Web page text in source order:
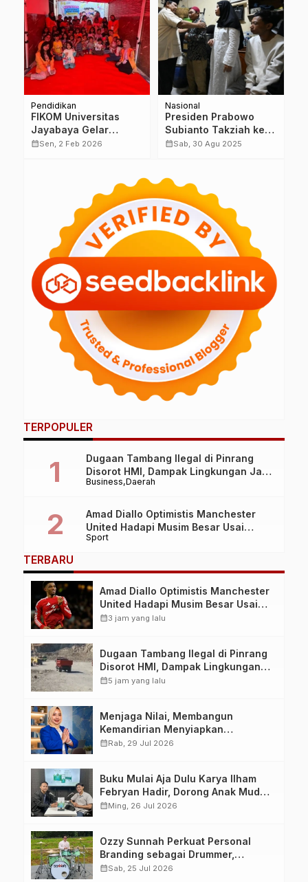
Pendidikan
FIKOM Universitas
Jayabaya Gelar
Pelatihan Kreasi
calendar_monthSen, 2 Feb 2026
Nasional
Presiden Prabowo
Subianto Takziah ke
Rumah Duka Affan
calendar_monthSab, 30 Agu 2025
TERPOPULER
Business Daerah
Dugaan Tambang Ilegal di Pinrang
Disorot HMI, Dampak Lingkungan Jadi
Perhatian
Sport
Amad Diallo Optimistis Manchester
United Hadapi Musim Besar Usai
Imbang 1-1 Lawan PSG
TERBARU
Amad Diallo Optimistis Manchester
United Hadapi Musim Besar Usai
Imbang 1-1 Lawan PSG
calendar_month3 jam yang lalu
Dugaan Tambang Ilegal di Pinrang
Disorot HMI, Dampak Lingkungan
Jadi Perhatian
calendar_month5 jam yang lalu
Menjaga Nilai, Membangun
Kemandirian Menyiapkan
Kepemimpinan Ekonomi Perempuan
Jamaah
calendar_monthRab, 29 Jul 2026
Buku Mulai Aja Dulu Karya Ilham
Febryan Hadir, Dorong Anak Muda
Berhenti Menunda dan Mulai
calendar_monthMing, 26 Jul 2026
Ozzy Sunnah Perkuat Personal
Branding sebagai Drummer,
Produser, dan Sutradara Melalui
calendar_monthSab, 25 Jul 2026